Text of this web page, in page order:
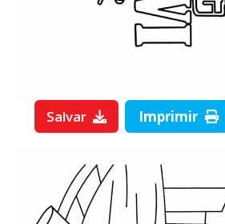
Salvar Imprimir